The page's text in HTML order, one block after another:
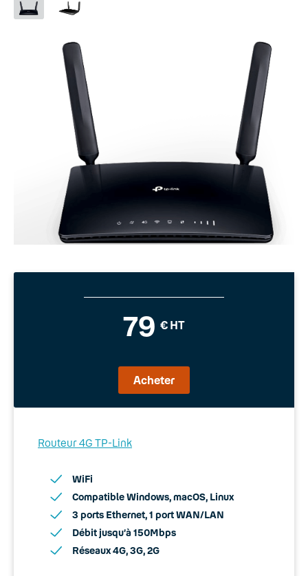
79 € HT
Acheter
Routeur 4G TP-Link
WiFi
Compatible Windows, macOS, Linux
3 ports Ethernet, 1 port WAN/LAN
Débit jusqu’à 150Mbps
Réseaux 4G, 3G, 2G